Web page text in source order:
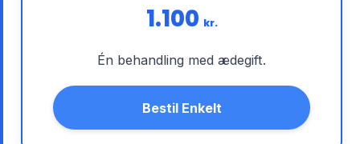
1.100 kr.
Én behandling med ædegift.
Bestil Enkelt